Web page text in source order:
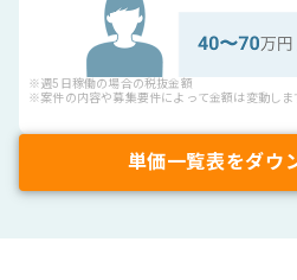
※週5日稼働の場合の税抜金額
※案件の内容や募集要件によって金額は変動しま
単価一覧表をダウ